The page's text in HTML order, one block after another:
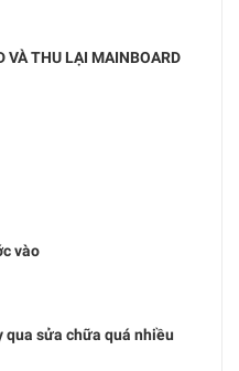
VÀ THU LẠI MAINBOARD
vào
qua sửa chữa quá nhiều